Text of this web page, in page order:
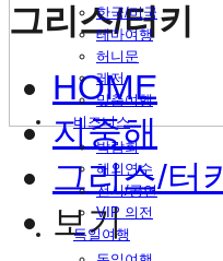
한국/미국
테마여행
허니문
레저
맞춤여행
비즈니스
박람회
해외연수
전시/공연
VIP 의전
독일여행
그리스/터키
HOME
지중해
그리스/터키
보기